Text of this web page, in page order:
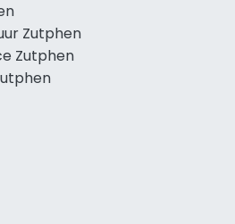
Zutphen
Zutphen